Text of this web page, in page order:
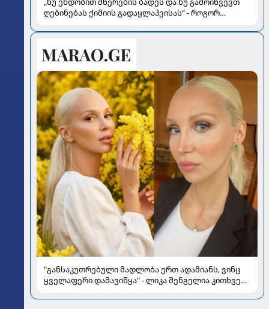
ღებინებას ქიმიის გადაყლაპვისას“ - როგორ
სალომე ახვლედიანის რჩევები
"განსაკუთრებული მადლობა ერთ ადამიანს, ვინც
ყველაფერი დამავიწყა" - ლიკა შენგელია კითხვებს